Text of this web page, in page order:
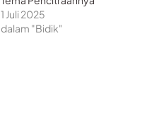
1 Juli 2025
dalam "Bidik"